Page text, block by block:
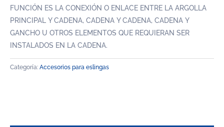
FUNCIÓN ES LA CONEXIÓN O ENLACE ENTRE LA ARGOLLA
PRINCIPAL Y CADENA, CADENA Y CADENA, CADENA Y
GANCHO U OTROS ELEMENTOS QUE REQUIERAN SER
INSTALADOS EN LA CADENA.
Categoría: Accesorios para eslingas